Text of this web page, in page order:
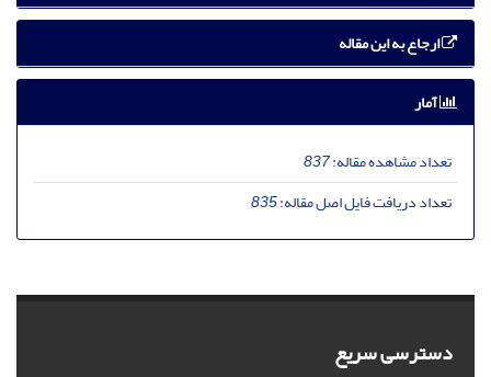
ارجاع به این مقاله
آمار
تعداد مشاهده مقاله:837
تعداد دریافت فایل اصل مقاله:835
دسترسی سریع